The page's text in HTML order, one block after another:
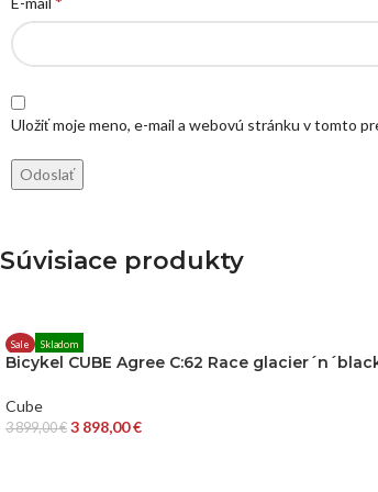
Uložiť moje meno, e-mail a webovú stránku v tomto
Súvisiace produkty
Sale Skladom
Bicykel CUBE Agree C:62 Race
Cube
3 899,00€ 3 898,00€